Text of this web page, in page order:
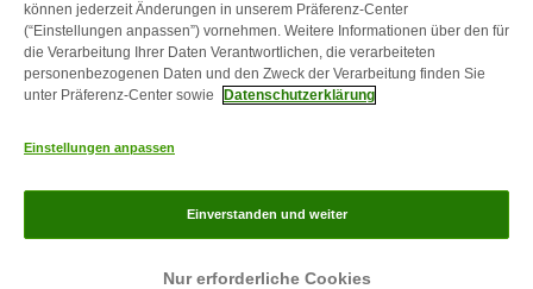
Kontakt Versandkosten & Lieferzeit
Zahlungsarten
Über uns Partnerprogramme Karriere
Corporate
können jederzeit Änderungen in unserem Präferenz-Center
(“Einstellungen anpassen”) vornehmen. Weitere Informationen über den für
die Verarbeitung Ihrer Daten Verantwortlichen, die verarbeiteten
personenbezogenen Daten und den Zweck der Verarbeitung finden Sie
unter Präferenz-Center sowie
Datenschutzerklärung
Einstellungen anpassen
Nur erforderliche Cookies
Einverstanden und weiter